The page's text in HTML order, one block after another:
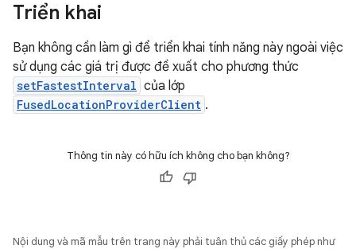
Triển khai
Bạn không cần làm gì để triển khai tính năng này ngoài việc
sử dụng các giá trị được đề xuất cho phương thức
setFastestInterval của lớp
FusedLocationProviderClient .
Thông tin này có hữu ích không cho bạn không?
Nội dung và mã mẫu trên trang này phải tuân thủ các giấy phép như